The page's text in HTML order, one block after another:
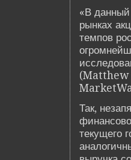
«В
рынках
темпов
(Matthew
Так,
текущего